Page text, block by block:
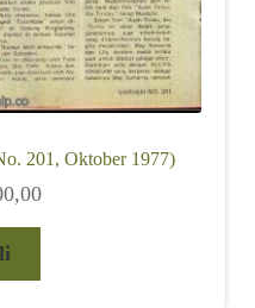
201, Oktober 1977)